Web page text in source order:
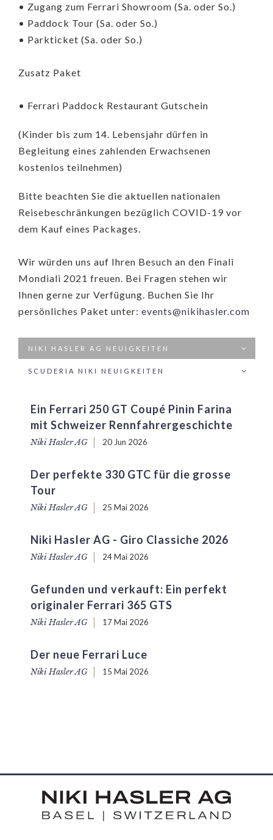
• Zugang zum Ferrari Showroom (Sa. oder So.)
• Paddock Tour (Sa. oder So.)
• Parkticket (Sa. oder So.)
Zusatz Paket
• Ferrari Paddock Restaurant Gutschein
(Kinder bis zum 14. Lebensjahr dürfen in
Begleitung eines zahlenden Erwachsenen
kostenlos teilnehmen)
Bitte beachten Sie die aktuellen nationalen
Reisebeschränkungen bezüglich COVID-19 vor
dem Kauf eines Packages.
Wir würden uns auf Ihren Besuch an den Finali
Mondiali 2021 freuen. Bei Fragen stehen wir
Ihnen gerne zur Verfügung. Buchen Sie Ihr
persönliches Paket unter: events@nikihasler.com
NIKI HASLER AG NEUIGKEITEN
SCUDERIA NIKI NEUIGKEITEN
Ein Ferrari 250 GT Coupé Pinin Farina
mit Schweizer Rennfahrergeschichte
Niki Hasler AG 20 Jun 2026
Der perfekte 330 GTC für die grosse
Tour
Niki Hasler AG 25 Mai 2026
Niki Hasler AG - Giro Classiche 2026
Niki Hasler AG 24 Mai 2026
Gefunden und verkauft: Ein perfekt
originaler Ferrari 365 GTS
Niki Hasler AG 17 Mai 2026
Der neue Ferrari Luce
Niki Hasler AG 15 Mai 2026